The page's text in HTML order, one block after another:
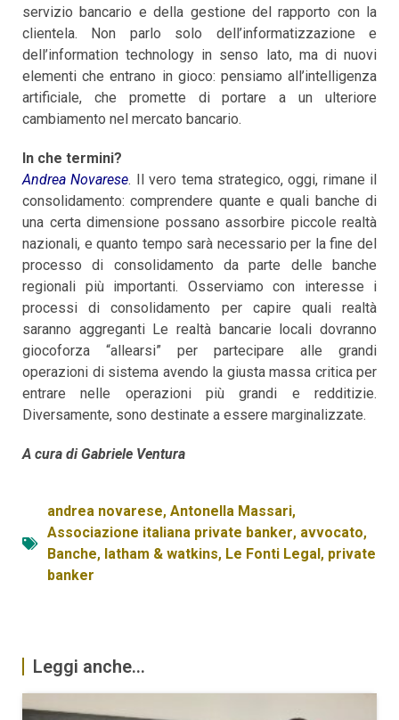
servizio bancario e della gestione del rapporto con la
clientela. Non parlo solo dell’informatizzazione e
dell’information technology in senso lato, ma di nuovi
elementi che entrano in gioco: pensiamo all’intelligenza
artificiale, che promette di portare a un ulteriore
cambiamento nel mercato bancario.
In che termini?
Andrea Novarese. Il vero tema strategico, oggi, rimane il
consolidamento: comprendere quante e quali banche di
una certa dimensione possano assorbire piccole realtà
nazionali, e quanto tempo sarà necessario per la fine del
processo di consolidamento da parte delle banche
regionali più importanti. Osserviamo con interesse i
processi di consolidamento per capire quali realtà
saranno aggreganti Le realtà bancarie locali dovranno
giocoforza “allearsi” per partecipare alle grandi
operazioni di sistema avendo la giusta massa critica per
entrare nelle operazioni più grandi e redditizie.
Diversamente, sono destinate a essere marginalizzate.
A cura di Gabriele Ventura
andrea novarese, Antonella Massari,
Associazione italiana private banker, avvocato,
Banche, latham & watkins, Le Fonti Legal, private
banker
Leggi anche...